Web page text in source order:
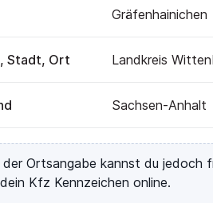
Gräfenhainichen
Stadt, Ort Landkreis
Sachsen-Anhalt
Ortsangabe kannst du jedoch
Kfz Kennzeichen online.